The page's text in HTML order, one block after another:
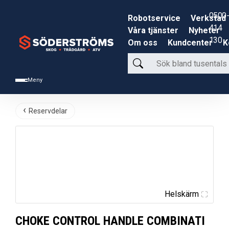
Meny
Robotservice
Verkstad
Våra tjänster
Nyheter
Om oss
Kundcenter
Sök
bland
produkter
0500-
414
130
Reservdelar
Helskärm
CHOKE CONTROL HANDLE COMBINATI